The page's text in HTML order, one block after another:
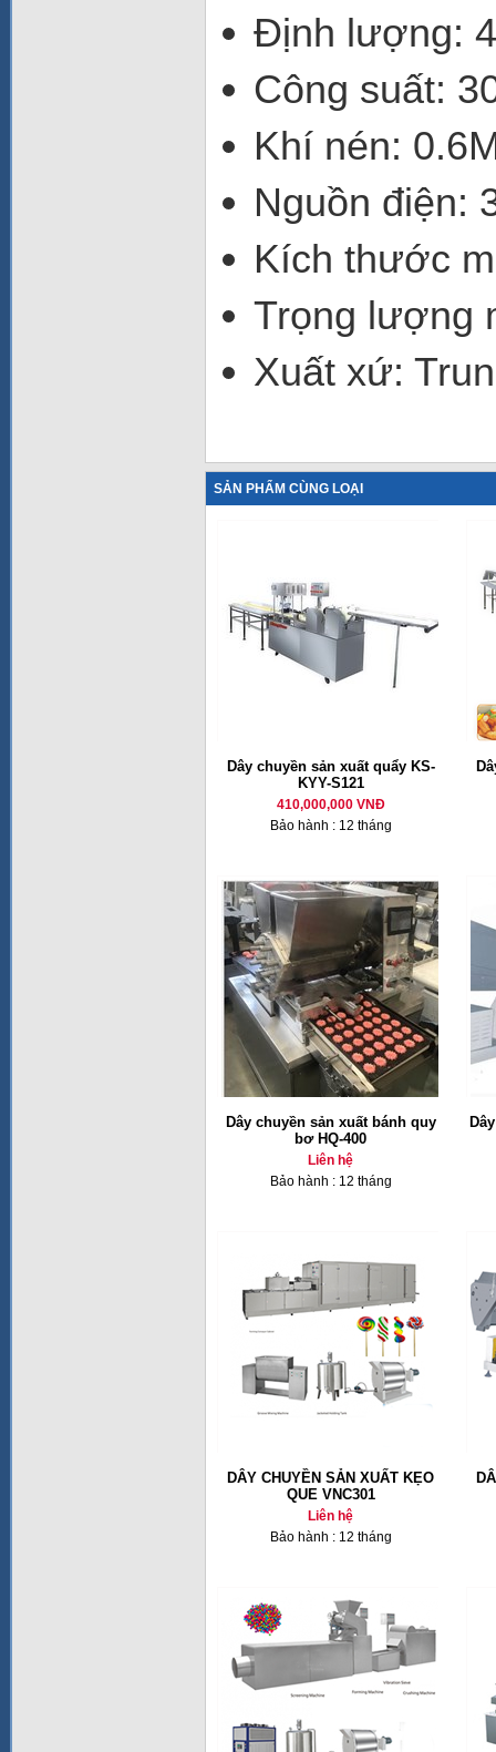
Định lượng:
Công suất:
Khí nén:
Nguồn điện:
Kích thước
Trọng lượng
Xuất xứ:
SẢN PHẨM CÙNG LOẠI
Dây chuyền sản xuất quẩy KS-
KYY-S121
410,000,000 VNĐ
Bảo hành : 12 tháng
Dây chuyền sản xuất bánh quy
bơ HQ-400
Liên hệ
Bảo hành : 12 tháng
DÂY CHUYỀN SẢN XUẤT KẸO
QUE VNC301
Liên hệ
Bảo hành : 12 tháng